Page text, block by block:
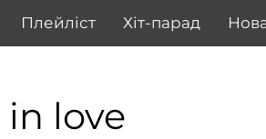
Плейліст Хіт-парад
love